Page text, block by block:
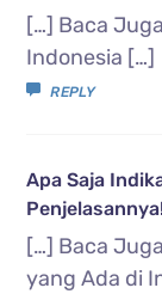
[…] Baca
Indonesia […]
REPLY
Apa Saja
[…] Baca
yang Ada di